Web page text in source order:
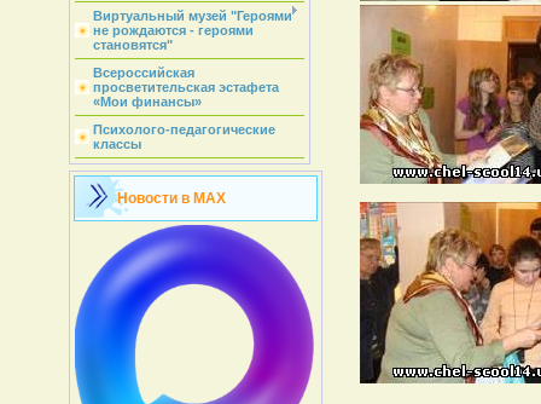
Виртуальный музей "Героями
не рождаются - героями
становятся"
Всероссийская
просветительская эстафета
«Мои финансы»
Психолого-педагогические
классы
Новости в MAX